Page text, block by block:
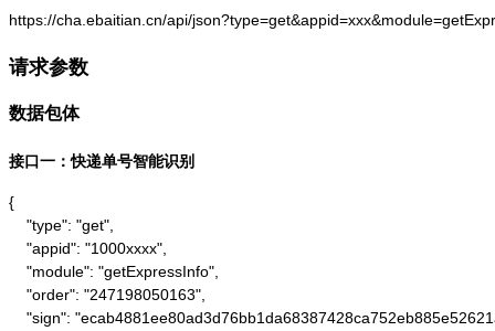
https://cha.ebaitian.cn/api/
请求参数
数据包体
接口一：快递单号智能识别
{
    "type": "get",
    "appid": "1000xxxx",
    "module": "getExpressInfo",
    "order": "247198050163",
"sign":